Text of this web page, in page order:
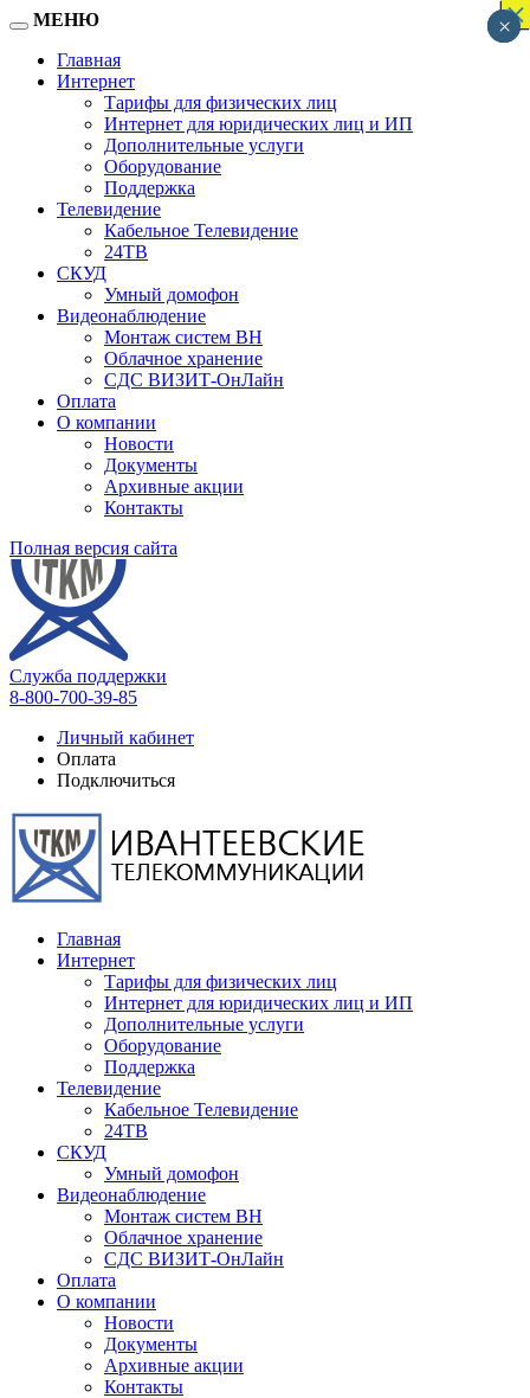
МЕНЮ
Главная
Интернет
Тарифы для физических лиц
Интернет для юридических лиц и ИП
Дополнительные услуги
Оборудование
Поддержка
Телевидение
Кабельное Телевидение
24ТВ
СКУД
Умный домофон
Видеонаблюдение
Монтаж систем ВН
Облачное хранение
CДC ВИЗИТ-ОнЛайн
Оплата
О компании
Новости
Документы
Архивные акции
Контакты
Полная версия сайта
Служба поддержки
8-800-700-39-85
Личный кабинет
Оплата
Подключиться
Главная
Интернет
Тарифы для физических лиц
Интернет для юридических лиц и ИП
Дополнительные услуги
Оборудование
Поддержка
Телевидение
Кабельное Телевидение
24ТВ
СКУД
Умный домофон
Видеонаблюдение
Монтаж систем ВН
Облачное хранение
CДC ВИЗИТ-ОнЛайн
Оплата
О компании
Новости
Документы
Архивные акции
Контакты
×
××
××
×
×
×
×
×
×
×
×
×
×
×
×
×
×
×